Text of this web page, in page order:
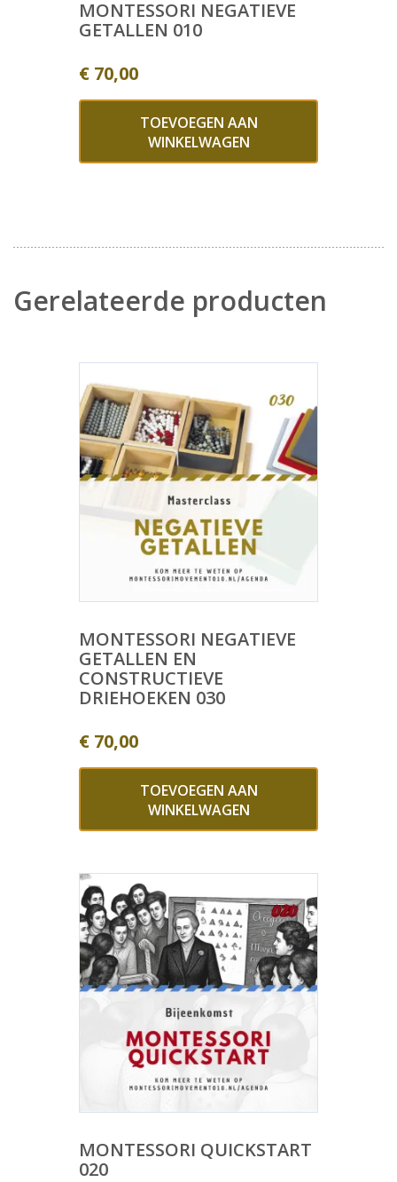
MONTESSORI NEGATIEVE
GETALLEN 010
€ 70,00
TOEVOEGEN AAN
WINKELWAGEN
Gerelateerde producten
MONTESSORI NEGATIEVE
GETALLEN EN
CONSTRUCTIEVE
DRIEHOEKEN 030
€ 70,00
TOEVOEGEN AAN
WINKELWAGEN
MONTESSORI QUICKSTART
020